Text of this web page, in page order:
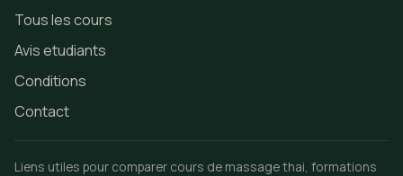
Tous les cours
Avis etudiants
Conditions
Contact
Liens utiles pour comparer cours de massage thai, formations